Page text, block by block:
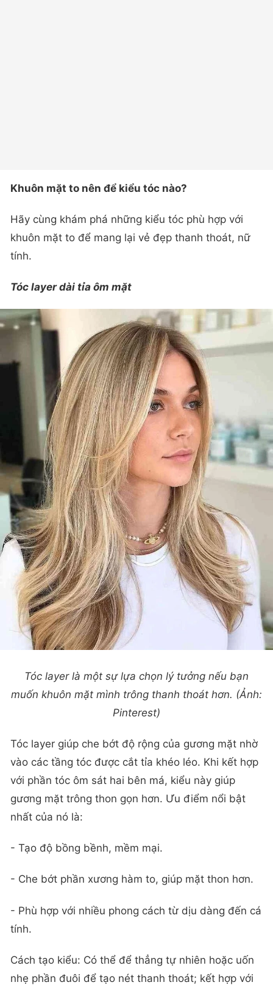
Khuôn mặt to nên để kiểu tóc nào?
Hãy cùng khám phá những kiểu tóc phù hợp với
khuôn mặt to để mang lại vẻ đẹp thanh thoát, nữ
tính.
Tóc layer dài tỉa ôm mặt
Tóc layer là một sự lựa chọn lý tưởng nếu bạn
muốn khuôn mặt mình trông thanh thoát hơn. (Ảnh:
Pinterest)
Tóc layer giúp che bớt độ rộng của gương mặt nhờ
vào các tầng tóc được cắt tỉa khéo léo. Khi kết hợp
với phần tóc ôm sát hai bên má, kiểu này giúp
gương mặt trông thon gọn hơn. Ưu điểm nổi bật
nhất của nó là:
- Tạo độ bồng bềnh, mềm mại.
- Che bớt phần xương hàm to, giúp mặt thon hơn.
- Phù hợp với nhiều phong cách từ dịu dàng đến cá
tính.
Cách tạo kiểu: Có thể để thẳng tự nhiên hoặc uốn
nhẹ phần đuôi để tạo nét thanh thoát; kết hợp với